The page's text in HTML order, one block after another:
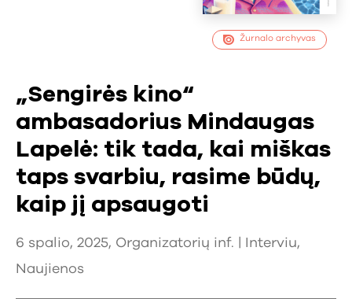
Žurnalo archyvas
„Sengirės kino“
ambasadorius Mindaugas
Lapelė: tik tada, kai miškas
taps svarbiu, rasime būdų,
kaip jį apsaugoti
6 spalio, 2025, Organizatorių inf. | Interviu,
Naujienos